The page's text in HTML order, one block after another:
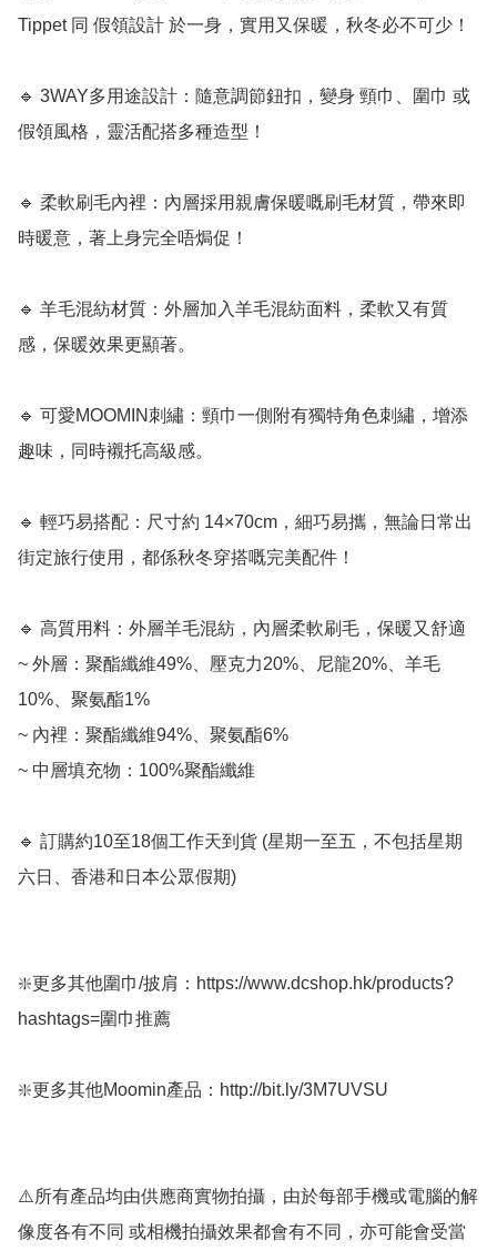
Tippet 同 假領設計 於一身，實用又保暖，秋冬必不可少！
🔹 3WAY多用途設計：隨意調節鈕扣，變身 頸巾、圍巾 或
假領風格，靈活配搭多種造型！
🔹 柔軟刷毛內裡：內層採用親膚保暖嘅刷毛材質，帶來即
時暖意，著上身完全唔焗促！
🔹 羊毛混紡材質：外層加入羊毛混紡面料，柔軟又有質
感，保暖效果更顯著。
🔹 可愛MOOMIN刺繡：頸巾一側附有獨特角色刺繡，增添
趣味，同時襯托高級感。
🔹 輕巧易搭配：尺寸約 14×70cm，細巧易攜，無論日常出
街定旅行使用，都係秋冬穿搭嘅完美配件！
🔹 高質用料：外層羊毛混紡，內層柔軟刷毛，保暖又舒適
~ 外層：聚酯纖維49%、壓克力20%、尼龍20%、羊毛
10%、聚氨酯1%
~ 內裡：聚酯纖維94%、聚氨酯6%
~ 中層填充物：100%聚酯纖維
🔹 訂購約10至18個工作天到貨 (星期一至五，不包括星期
六日、香港和日本公眾假期) ﻿
❇️更多其他圍巾/披肩：https://www.dcshop.hk/products?
hashtags=圍巾推薦
❇️更多其他Moomin產品：http://bit.ly/3M7UVSU
⚠️所有產品均由供應商實物拍攝，由於每部手機或電腦的解
像度各有不同 或相機拍攝效果都會有不同，亦可能會受當